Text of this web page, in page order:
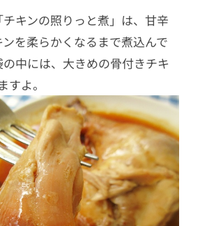
キンの照りっと煮」は、甘辛
を柔らかくなるまで煮込んで
中には、大きめの骨付きチキ
すよ。